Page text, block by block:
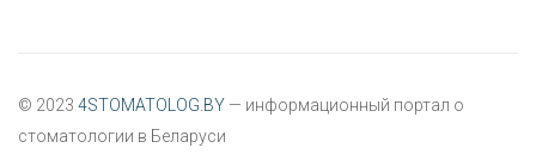
© 2023 4STOMATOLOG.BY — информационный портал о
стоматологии в Беларуси